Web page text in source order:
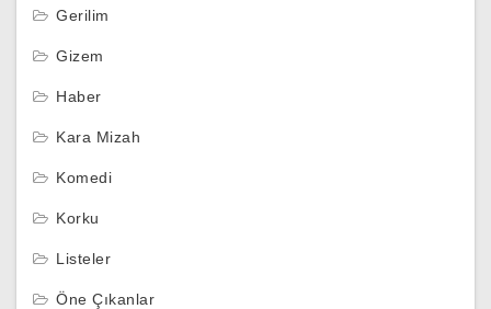
Gerilim
Gizem
Haber
Kara Mizah
Komedi
Korku
Listeler
Öne Çıkanlar